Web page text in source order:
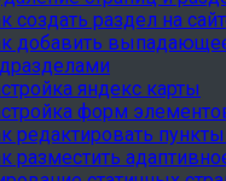
создать раздел на
добавить
яндекс карты
форм
редактировать
разместить